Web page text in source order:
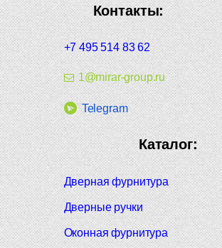
Контакты:
+7 495 514 83 62
1@mirar-group.ru
Telegram
Каталог:
Дверная фурнитура
Дверные ручки
Оконная фурнитура